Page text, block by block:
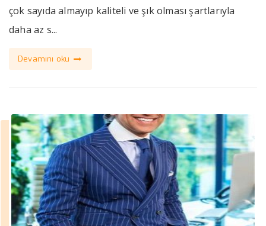
çok sayıda almayıp kaliteli ve şık olması şartlarıyla
daha az s...
Devamını oku